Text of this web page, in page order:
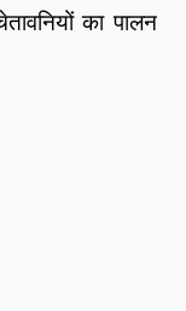
का पालन